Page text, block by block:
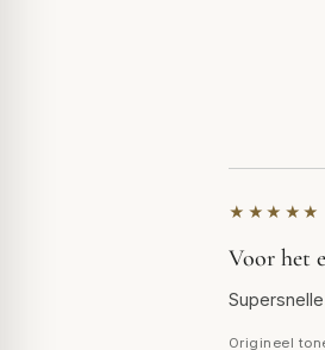
★★★★★
Voor het
Origineel